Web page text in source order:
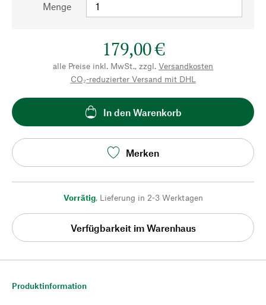
Menge
179,00 €
alle Preise inkl. MwSt., zzgl. Versandkosten
CO₂-reduzierter Versand mit DHL
In den Warenkorb
Merken
Vorrätig, Lieferung in 2-3 Werktagen
Verfügbarkeit im Warenhaus
Produktinformation